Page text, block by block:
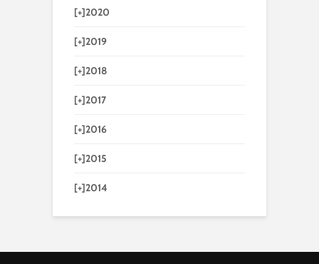
[+]2020
[+]2019
[+]2018
[+]2017
[+]2016
[+]2015
[+]2014